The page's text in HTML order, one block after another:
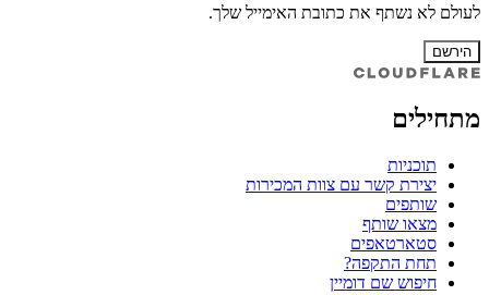
לעולם לא נשתף את כתובת האימייל שלך.
הירשם
מתחילים
תוכניות
יצירת קשר עם צוות המכירות
שותפים
מצאו שותף
סטארטאפים
תחת התקפה?
חיפוש שם דומיין